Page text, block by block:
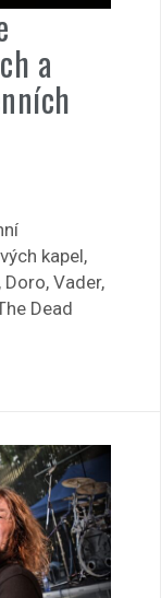
a
kapel,
Vader,
Dead